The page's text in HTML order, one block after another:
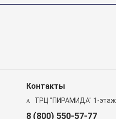
Контакты
ТРЦ "ПИРАМИДА" 1-этаж
8 (800) 550-57-77